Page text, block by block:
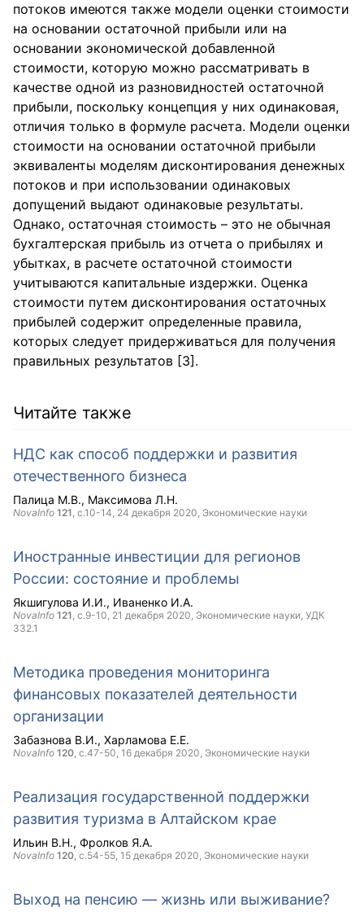
потоков имеются также модели оценки стоимости
на основании остаточной прибыли или на
основании экономической добавленной
стоимости, которую можно рассматривать в
качестве одной из разновидностей остаточной
прибыли, поскольку концепция у них одинаковая,
отличия только в формуле расчета. Модели оценки
стоимости на основании остаточной прибыли
эквиваленты моделям дисконтирования денежных
потоков и при использовании одинаковых
допущений выдают одинаковые результаты.
Однако, остаточная стоимость – это не обычная
бухгалтерская прибыль из отчета о прибылях и
убытках, в расчете остаточной стоимости
учитываются капитальные издержки. Оценка
стоимости путем дисконтирования остаточных
прибылей содержит определенные правила,
которых следует придерживаться для получения
правильных результатов [3].
Читайте также
НДС как способ поддержки и развития
отечественного бизнеса
Палица М.В. Максимова Л.Н.
NovaInfo 121, с.10-14, 24 декабря 2020, Экономические науки
Иностранные инвестиции для регионов
России: состояние и проблемы
Якшигулова И.И. Иваненко И.А.
NovaInfo 121, с.9-10, 21 декабря 2020, Экономические науки, УДК
332.1
Методика проведения мониторинга
финансовых показателей деятельности
организации
Забазнова В.И. Харламова Е.Е.
NovaInfo 120, с.47-50, 16 декабря 2020, Экономические науки
Реализация государственной поддержки
развития туризма в Алтайском крае
Ильин В.Н. Фролков Я.А.
NovaInfo 120, с.54-55, 15 декабря 2020, Экономические науки
Выход на пенсию — жизнь или выживание?